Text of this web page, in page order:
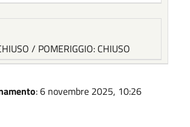
/ POMERIGGIO: CHIUSO
: 6 novembre 2025, 10:26